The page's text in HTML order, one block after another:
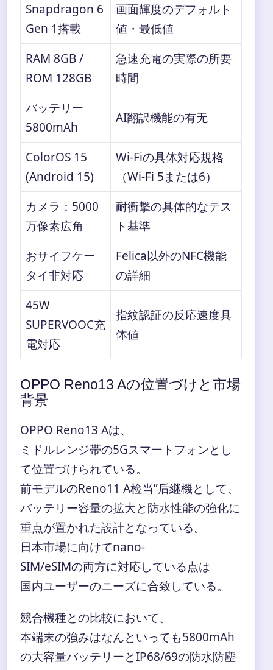
Snapdragon 6
Gen 1搭載
画面輝度のデフォルト
値・最低値
RAM 8GB /
ROM 128GB
急速充電の実際の所要
時間
バッテリー
5800mAh
AI翻訳機能の有无
ColorOS 15
(Android 15)
Wi-Fiの具体対応規格
（Wi-Fi 5または6）
カメラ：5000
万像素広角
耐衝撃の具体的なテス
ト基準
おサイフケー
タイ非対応
Felica以外のNFC機能
の詳細
45W
SUPERVOOC充
電対応
指紋認証の反応速度具
体値
OPPO Reno13 Aの位置づけと市場
背景
OPPO Reno13 Aは、
ミドルレンジ帯の5Gスマートフォンとし
て位置づけられている。
前モデルのReno11 A检当”后継機として、
バッテリー容量の拡大と防水性能の強化に
重点が置かれた設計となっている。
日本市場に向けてnano-
SIM/eSIMの両方に対応している点は
国内ユーザーのニーズに合致している。
競合機種との比較において、
本端末の強みはなんといっても5800mAh
の大容量バッテリーとIP68/69の防水防塵